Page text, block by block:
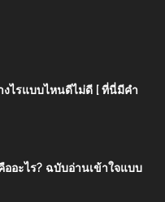
งไรแบบไหนดีไม่ดี [ ที่นี่มีคำ
อะไร? ฉบับอ่านเข้าใจแบบ